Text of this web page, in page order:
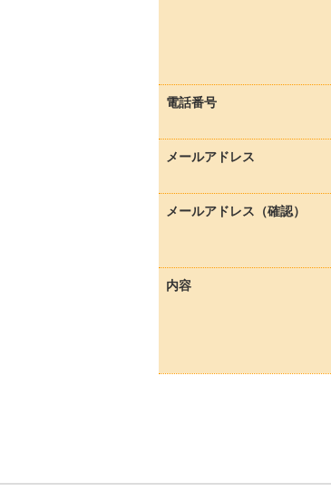
電話番号
メールアドレス
メールアドレス（確認）
内容